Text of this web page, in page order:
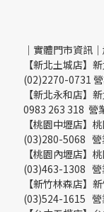
｜實體門市資訊｜
【新北土城店】
(02)2270-0731
【新北永和店】
0983 263 318 營
【桃園中壢店】
(03)280-5068 營
【桃園內壢店】
(03)463-1308 營
【新竹林森店】
(03)524-1615 營